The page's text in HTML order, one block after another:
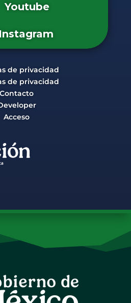
Youtube
de privacidad
de privacidad
Contacto
Acceso